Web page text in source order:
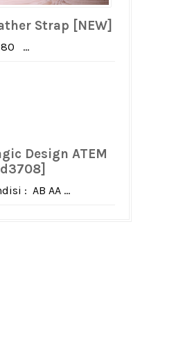
Strap [NEW]
...
Design ATEM
: AB AA ...